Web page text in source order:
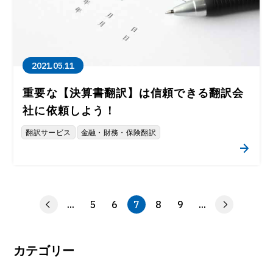
2021.05.11
重要な【決算書翻訳】は信頼できる翻訳会
社に依頼しよう！
翻訳サービス 金融・財務・保険翻訳
... 5 6 7 8 9 ...
カテゴリー